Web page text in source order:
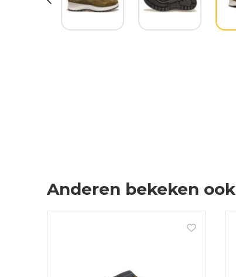
Anderen bekeken ook